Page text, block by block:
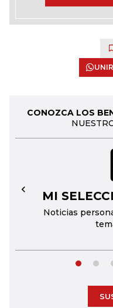
CONOZCA LOS
MI
Noticias
←